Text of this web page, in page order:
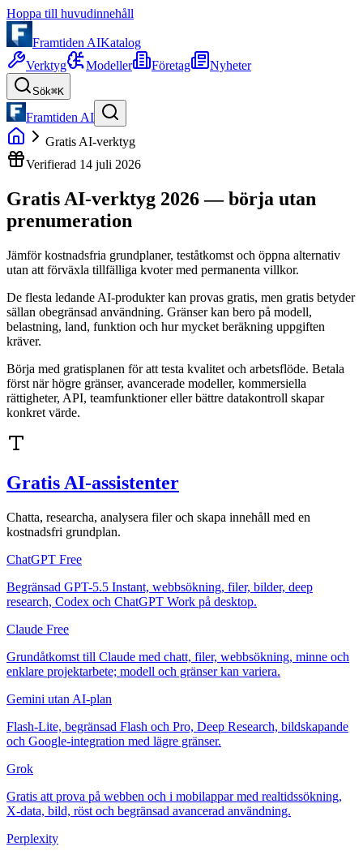
Hoppa till huvudinnehåll
Framtiden AIKatalog
Verktyg
Modeller Företag Nyheter
Sök⌘K
Framtiden AI
Gratis AI-verktyg
Verifierad 14 juli 2026
Gratis AI-verktyg 2026 — börja utan
prenumeration
Jämför kostnadsfria grundplaner, teståtkomst och öppna alternativ
utan att förväxla tillfälliga kvoter med permanenta villkor.
De flesta ledande AI-produkter kan provas gratis, men gratis betyder
sällan obegränsad användning. Gränser kan bero på modell,
belastning, land, funktion och hur mycket beräkning uppgiften
kräver.
Börja med gratisplanen för att testa kvalitet och arbetsflöde. Betala
först när högre gränser, avancerade modeller, kommersiella
rättigheter, API, teamfunktioner eller bättre datakontroll skapar
konkret värde.
Gratis AI-assistenter
Chatta, researcha, analysera filer och skapa innehåll med en
kostnadsfri grundplan.
ChatGPT Free
Begränsad GPT-5.5 Instant, webbsökning, filer, bilder, deep
research, Codex och ChatGPT Work på desktop.
Claude Free
Grundåtkomst till Claude med chatt, filer, webbsökning, minne och
enklare projektarbete; modell och gränser kan variera.
Gemini utan AI-plan
Flash-Lite, begränsad Flash och Pro, Deep Research, bildskapande
och Google-integration med lägre gränser.
Grok
Gratis att prova på webben och i mobilappar med realtidssökning,
X-data, bild, röst och begränsad avancerad användning.
Perplexity